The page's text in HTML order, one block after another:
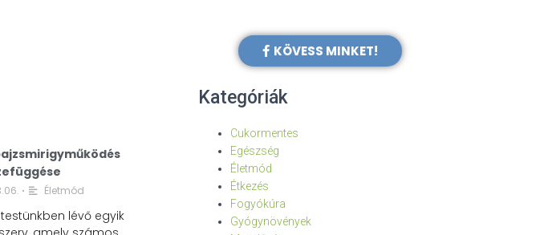
• Életmód
lévő egyik
KÖVESS MINKET!
Kategóriák
Cukormentes
Egészség
Életmód
Étkezés
Fogyókúra
Gyógynövények